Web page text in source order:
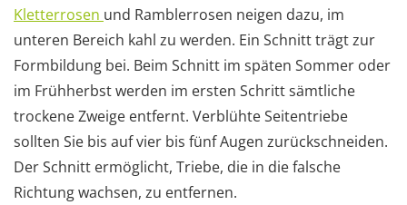
Kletterrosen und Ramblerrosen neigen dazu, im
unteren Bereich kahl zu werden. Ein Schnitt trägt zur
Formbildung bei. Beim Schnitt im späten Sommer oder
im Frühherbst werden im ersten Schritt sämtliche
trockene Zweige entfernt. Verblühte Seitentriebe
sollten Sie bis auf vier bis fünf Augen zurückschneiden.
Der Schnitt ermöglicht, Triebe, die in die falsche
Richtung wachsen, zu entfernen.